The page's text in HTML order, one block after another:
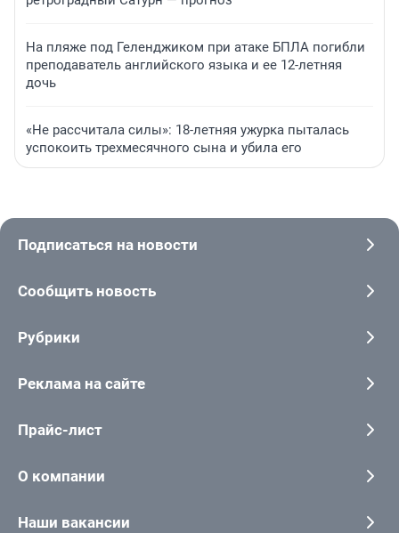
На пляже под Геленджиком при атаке БПЛА погибли
преподаватель английского языка и ее 12-летняя
дочь
«Не рассчитала силы»: 18-летняя ужурка пыталась
успокоить трехмесячного сына и убила его
Подписаться на новости
Сообщить новость
Рубрики
Реклама на сайте
Прайс-лист
О компании
Наши вакансии